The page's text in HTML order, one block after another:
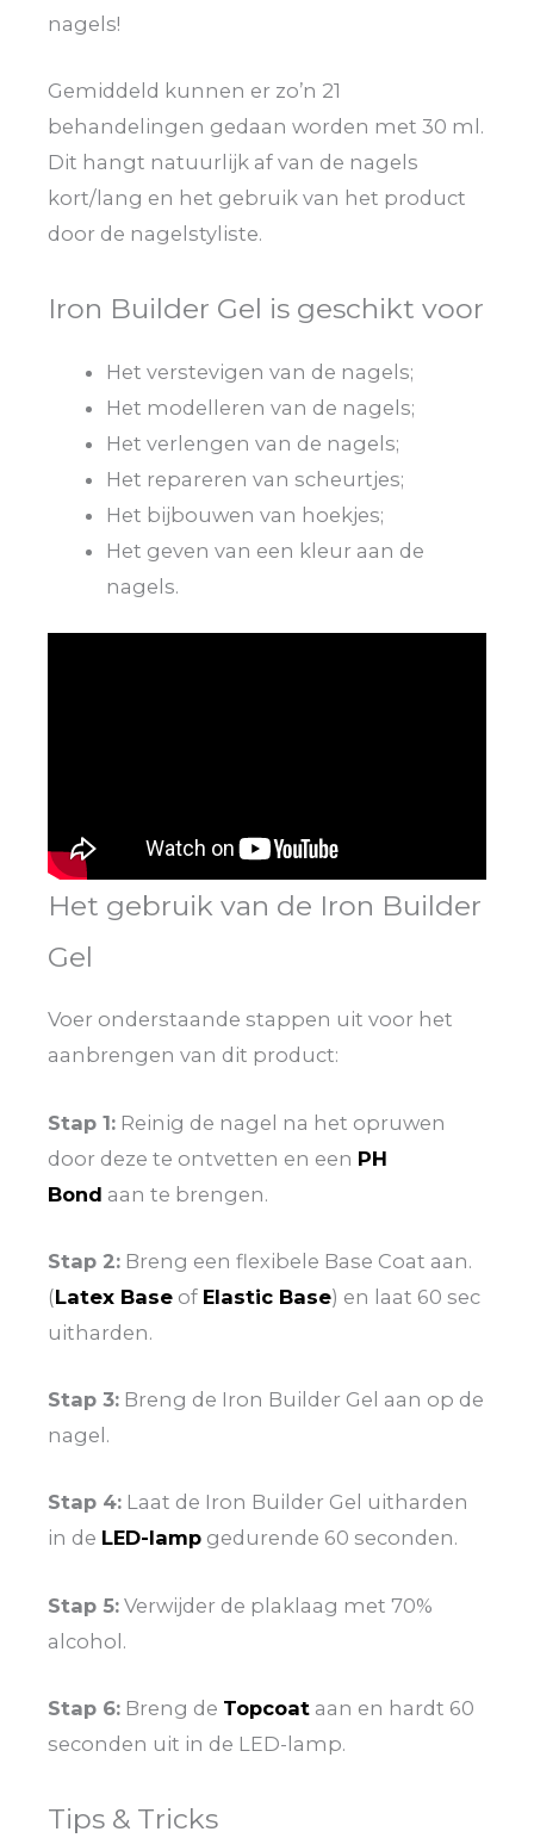
nagels!
Gemiddeld kunnen er zo’n 21
behandelingen gedaan worden met 30 ml.
Dit hangt natuurlijk af van de nagels
kort/lang en het gebruik van het product
door de nagelstyliste.
Iron Builder Gel is geschikt voor
Het verstevigen van de nagels;
Het modelleren van de nagels;
Het verlengen van de nagels;
Het repareren van scheurtjes;
Het bijbouwen van hoekjes;
Het geven van een kleur aan de
nagels.
Het gebruik van de Iron Builder
Gel
Voer onderstaande stappen uit voor het
aanbrengen van dit product:
Stap 1: Reinig de nagel na het opruwen
door deze te ontvetten en een PH
Bond aan te brengen.
Stap 2: Breng een flexibele Base Coat aan.
(Latex Base of Elastic Base) en laat 60 sec
uitharden.
Stap 3: Breng de Iron Builder Gel aan op de
nagel.
Stap 4: Laat de Iron Builder Gel uitharden
in de LED-lamp gedurende 60 seconden.
Stap 5: Verwijder de plaklaag met 70%
alcohol.
Stap 6: Breng de Topcoat aan en hardt 60
seconden uit in de LED-lamp.
Tips & Tricks